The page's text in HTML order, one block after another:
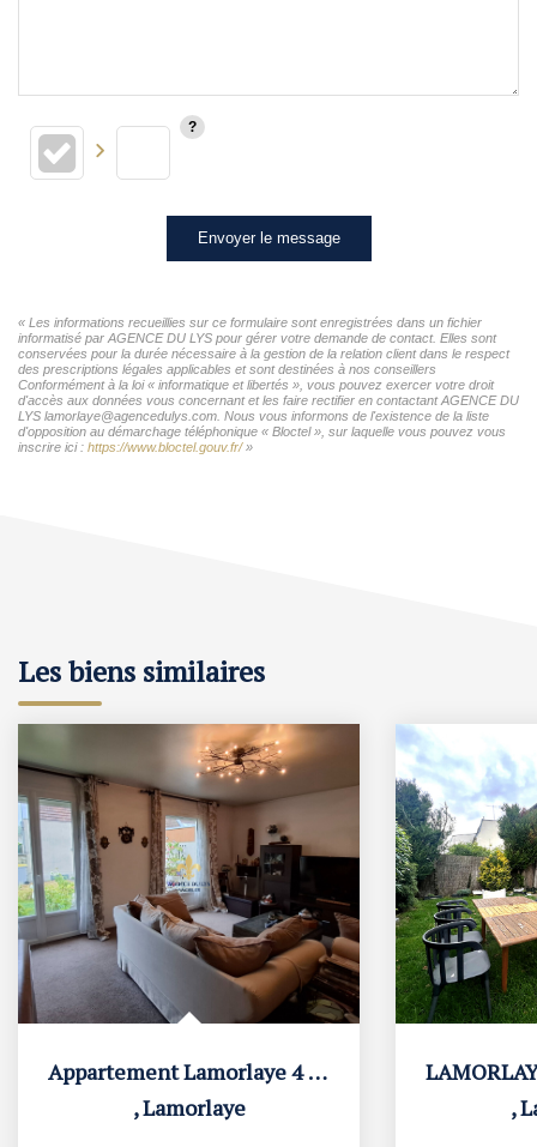
Envoyer le message
« Les informations recueillies sur ce formulaire sont enregistrées dans un fichier
informatisé par AGENCE DU LYS pour gérer votre demande de contact. Elles sont
conservées pour la durée nécessaire à la gestion de la relation client dans le respect
des prescriptions légales applicables et sont destinées à nos conseillers
Conformément à la loi « informatique et libertés », vous pouvez exercer votre droit
d'accès aux données vous concernant et les faire rectifier en contactant AGENCE DU
LYS lamorlaye@agencedulys.com. Nous vous informons de l'existence de la liste
d'opposition au démarchage téléphonique « Bloctel », sur laquelle vous pouvez vous
inscrire ici : https://www.bloctel.gouv.fr/»
Les biens similaires
Appartement Lamorlaye 4 pièce(s)
,Lamorlaye ,